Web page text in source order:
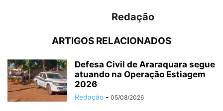
Redação
ARTIGOS RELACIONADOS
Defesa Civil de Araraquara segue
atuando na Operação Estiagem
2026
Redação - 05/08/2026